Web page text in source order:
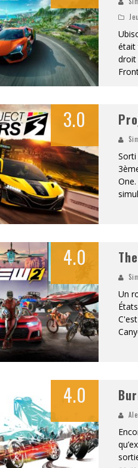
ASSASSIN'S CREED BLACK FLAG
« LE VENT DAND LES SAULES » -
YOSHI AND THE MYSTERIOUS
était
droit
3.0
4.0
Un
4.0